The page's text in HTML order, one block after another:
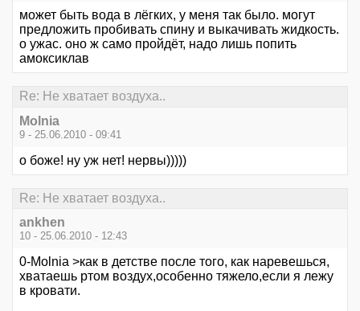
может быть вода в лёгких, у меня так было. могут
предложить пробивать спину и выкачивать жидкость.
о ужас. оно ж само пройдёт, надо лишь попить
амоксиклав
Re: Не хватает воздуха..
Molnia
9 - 25.06.2010 - 09:41
о боже! ну уж нет! нервы)))))
Re: Не хватает воздуха..
ankhen
10 - 25.06.2010 - 12:43
0-Molnia >как в детстве после того, как наревешься,
хватаешь ртом воздух,особенно тяжело,если я лежу
в кровати.